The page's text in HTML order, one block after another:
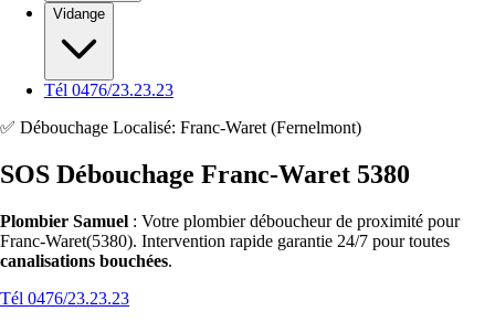
Vidange
Tél 0476/23.23.23
✅ Débouchage Localisé: Franc-Waret (Fernelmont)
SOS Débouchage Franc-Waret 5380
Plombier Samuel : Votre plombier déboucheur de proximité pour
Franc-Waret(5380). Intervention rapide garantie 24/7 pour toutes
canalisations bouchées.
Tél 0476/23.23.23